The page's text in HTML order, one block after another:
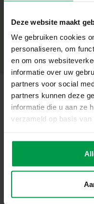
Deze website maakt
We gebruiken cookies
personaliseren, om
en om ons
informatie over uw
partners voor social
partners kunnen deze
informatie die u aan ze
verzameld op basis
les familles. Conçue
simple à utiliser de
activités dans le jardin,
anniversaires, elle
flacons tout en assurant
durée.
Numéro de produit|
Partager ce produit
Faire
carrées